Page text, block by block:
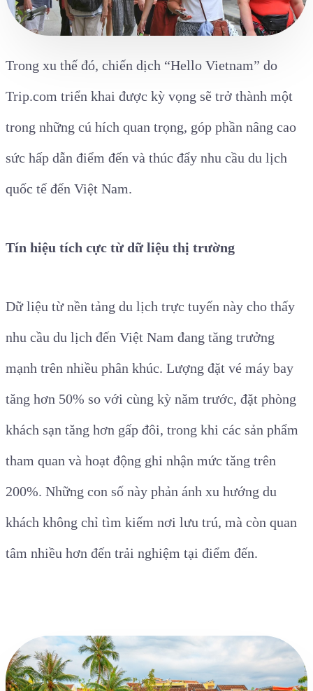
Trong xu thế đó, chiến dịch “Hello Vietnam” do
Trip.com triển khai được kỳ vọng sẽ trở thành một
trong những cú hích quan trọng, góp phần nâng cao
sức hấp dẫn điểm đến và thúc đẩy nhu cầu du lịch
quốc tế đến Việt Nam.
Tín hiệu tích cực từ dữ liệu thị trường
Dữ liệu từ nền tảng du lịch trực tuyến này cho thấy
nhu cầu du lịch đến Việt Nam đang tăng trưởng
mạnh trên nhiều phân khúc. Lượng đặt vé máy bay
tăng hơn 50% so với cùng kỳ năm trước, đặt phòng
khách sạn tăng hơn gấp đôi, trong khi các sản phẩm
tham quan và hoạt động ghi nhận mức tăng trên
200%. Những con số này phản ánh xu hướng du
khách không chỉ tìm kiếm nơi lưu trú, mà còn quan
tâm nhiều hơn đến trải nghiệm tại điểm đến.